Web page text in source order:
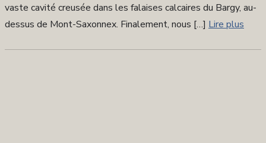
vaste cavité creusée dans les falaises calcaires du Bargy, au-
dessus de Mont-Saxonnex. Finalement, nous […] Lire plus